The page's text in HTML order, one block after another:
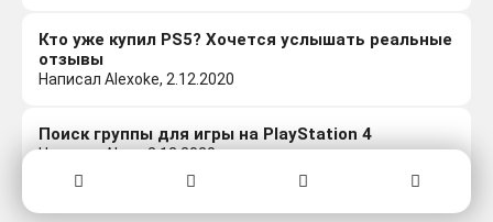
Кто уже купил PS5? Хочется услышать реальные
отзывы
Написал Alexoke, 2.12.2020
Поиск группы для игры на PlayStation 4
Написал Ahas, 2.12.2020